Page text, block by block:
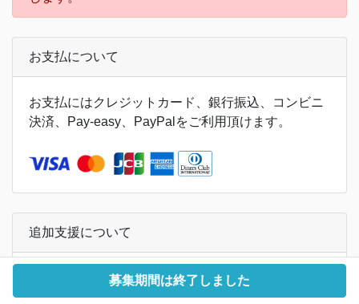
お支払について
お支払にはクレジットカード、銀行振込、コンビニ
決済、Pay-easy、PayPalをご利用頂けます。
追加支援について
リターンの金額に加え、追加支援をすることができ
ます。追加支援分には消費税がかかりません。
募集期間は終了しました